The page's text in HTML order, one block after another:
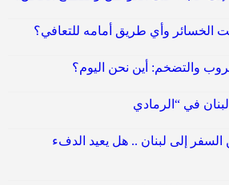
الخسائر وأي طريق أمامه للتعافي؟
والتضخم: أين نحن اليوم؟
في “الرمادي
السفر إلى لبنان .. هل يعيد الدفء